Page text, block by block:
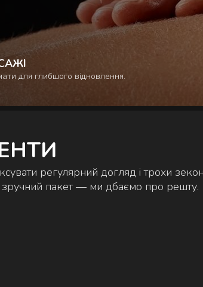
для глибшого відновлення.
регулярний догляд і трохи
зручний пакет — ми дбаємо про решту.